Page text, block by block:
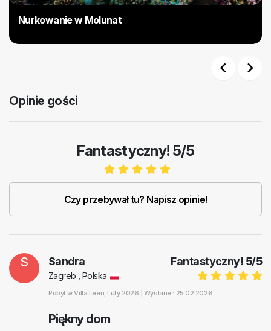
Nurkowanie w Molunat
Opinie gości
Fantastyczny! 5/5
Czy przebywał tu? Napisz opinie!
S Fantastyczny! 5/5
Sandra
Zagreb , Polska
Pobyt wVilla Leen, Luty 2026 | Wysłane : 25.02.2026
Piękny dom